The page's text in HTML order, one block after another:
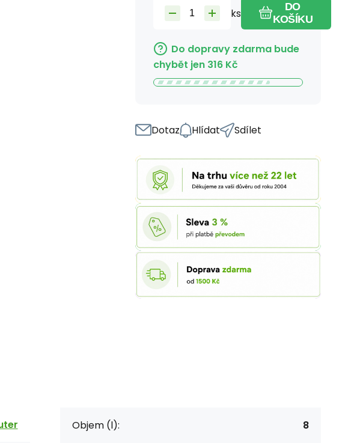
ks
DO
KOŠÍKU
Do dopravy zdarma bude
chybět jen 316 Kč
Dotaz Hlídat Sdílet
Objem (l): 8